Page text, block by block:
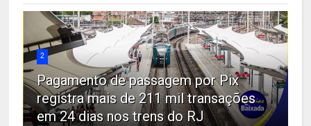
2
Pagamento de passagem por Pix
registra mais de 211 mil transações
em 24 dias nos trens do RJ